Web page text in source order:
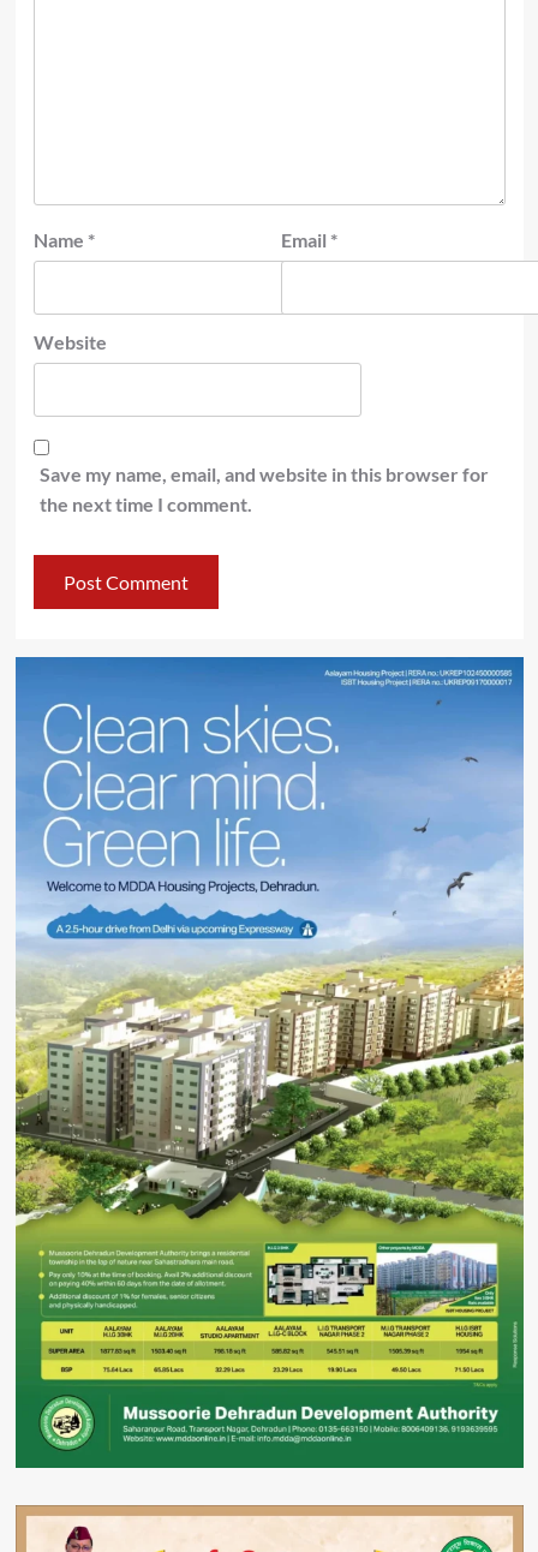
Name * Email *
Website
Save my name, email, and website in this browser for
the next time I comment.